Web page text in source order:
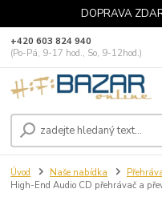
DOPRAVA
+420 603 824 940
(Po-Pá, 9-17 hod., So, 9-12hod.)
Úvod Naše nabídka
High-End Audio CD přehrávač a